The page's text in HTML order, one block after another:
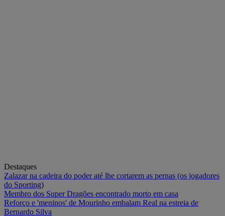
Destaques
Zalazar na cadeira do poder até lhe cortarem as pernas (os jogadores
do Sporting)
Membro dos Super Dragões encontrado morto em casa
Reforço e 'meninos' de Mourinho embalam Real na estreia de
Bernardo Silva